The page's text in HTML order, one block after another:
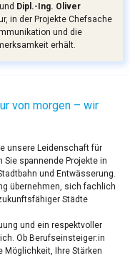
und Dipl.-Ing. Oliver
in der Projekte Chefsache
und die
erhält.
von morgen – wir
unsere Leidenschaft für
Sie spannende Projekte in
und Entwässerung.
übernehmen, sich fachlich
Städte
und ein respektvoller
Ob Berufseinsteiger:in
Möglichkeit, Ihre Stärken